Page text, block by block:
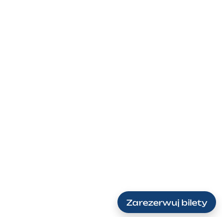
Zarezerwuj bilety